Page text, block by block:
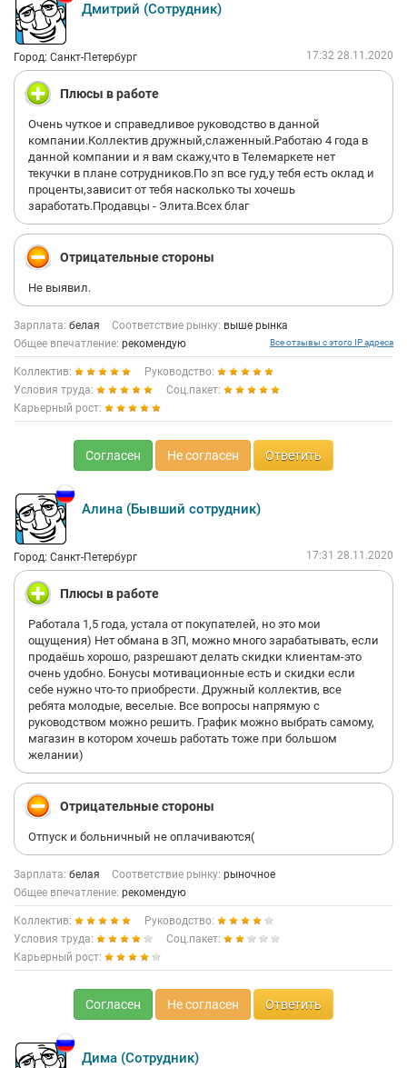
Дмитрий (Сотрудник)
Город: Санкт-Петербург 17:32 28.11.2020
Плюсы в работе
Очень чуткое и справедливое руководство в данной
компании.Коллектив дружный,слаженный.Работаю 4 года в
данной компании и я вам скажу,что в Телемаркете нет
текучки в плане сотрудников.По зп все гуд,у тебя есть оклад и
проценты,зависит от тебя насколько ты хочешь
заработать.Продавцы - Элита.Всех благ
Отрицательные стороны
Не выявил.
Зарплата: белая Соответствие рынку: выше рынка
Общее впечатление: рекомендую Все отзывы с этого IP адреса
Коллектив:
Руководство:
Условия труда:
Соц.пакет:
Карьерный рост:
Согласен Не согласен Ответить
Алина (Бывший сотрудник)
Город: Санкт-Петербург 17:31 28.11.2020
Плюсы в работе
Работала 1,5 года, устала от покупателей, но это мои
ощущения) Нет обмана в ЗП, можно много зарабатывать, если
продаёшь хорошо, разрешают делать скидки клиентам-это
очень удобно. Бонусы мотивационные есть и скидки если
себе нужно что-то приобрести. Дружный коллектив, все
ребята молодые, веселые. Все вопросы напрямую с
руководством можно решить. График можно выбрать самому,
магазин в котором хочешь работать тоже при большом
желании)
Отрицательные стороны
Отпуск и больничный не оплачиваются(
Зарплата: белая Соответствие рынку: рыночное
Общее впечатление: рекомендую
Коллектив:
Руководство:
Условия труда:
Соц.пакет:
Карьерный рост:
Согласен Не согласен Ответить
Дима (Сотрудник)